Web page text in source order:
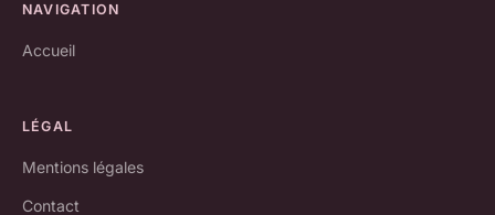
NAVIGATION
Accueil
LÉGAL
Mentions légales
Contact